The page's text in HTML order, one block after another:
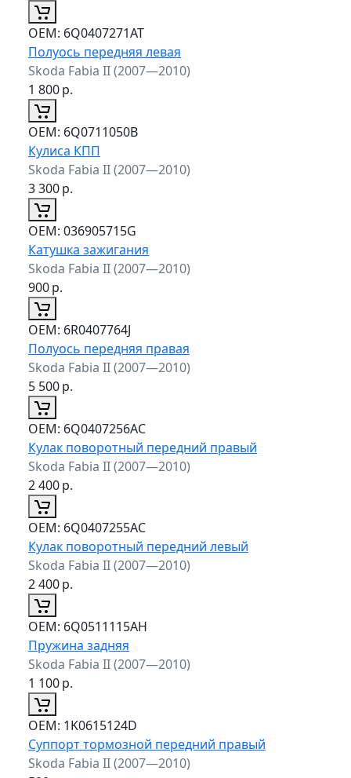
ОЕМ: 6Q0407271AT
Полуось передняя левая
Skoda Fabia II (2007—2010)
1 800р.
ОЕМ: 6Q0711050B
Кулиса КПП
Skoda Fabia II (2007—2010)
3 300р.
ОЕМ: 036905715G
Катушка зажигания
Skoda Fabia II (2007—2010)
900р.
ОЕМ: 6R0407764J
Полуось передняя правая
Skoda Fabia II (2007—2010)
5 500р.
ОЕМ: 6Q0407256AC
Кулак поворотный передний правый
Skoda Fabia II (2007—2010)
2 400р.
ОЕМ: 6Q0407255AC
Кулак поворотный передний левый
Skoda Fabia II (2007—2010)
2 400р.
ОЕМ: 6Q0511115AH
Пружина задняя
Skoda Fabia II (2007—2010)
1 100р.
ОЕМ: 1K0615124D
Суппорт тормозной передний правый
Skoda Fabia II (2007—2010)